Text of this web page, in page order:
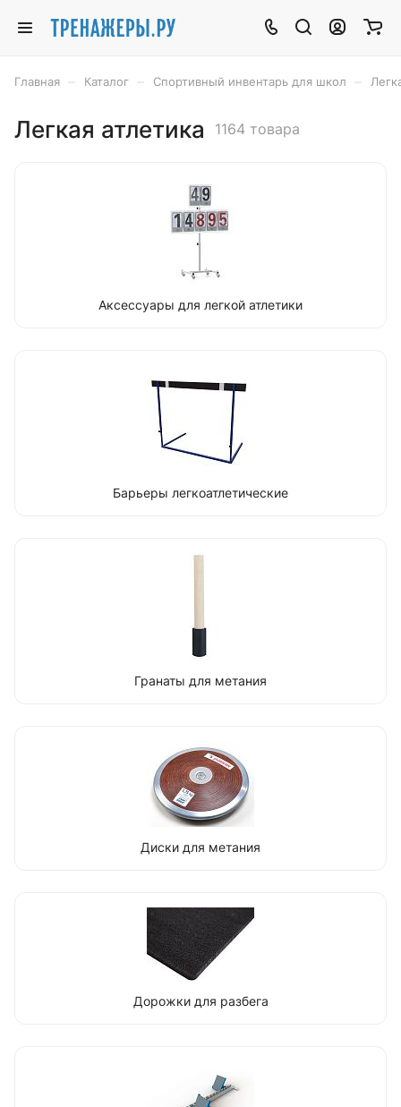
Главная Каталог Спортивный инвентарь для школ
Легкая атлетика 1164 товара
Аксессуары для легкой атлетики
Барьеры легкоатлетические
Гранаты для метания
Диски для метания
Дорожки для разбега